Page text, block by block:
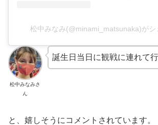
松中みなみ(@minami_matsunaka)がシ
松中みなみさ
ん
誕生日当日に観戦に連れて
と、嬉しそうにコメントされています。